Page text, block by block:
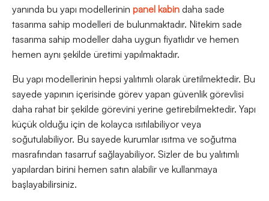
yanında bu yapı modellerinin panel kabin daha sade
tasarıma sahip modelleri de bulunmaktadır. Nitekim sade
tasarıma sahip modeller daha uygun fiyatlıdır ve hemen
hemen aynı şekilde üretimi yapılmaktadır.
Bu yapı modellerinin hepsi yalıtımlı olarak üretilmektedir. Bu
sayede yapının içerisinde görev yapan güvenlik görevlisi
daha rahat bir şekilde görevini yerine getirebilmektedir. Yapı
küçük olduğu için de kolayca ısıtılabiliyor veya
soğutulabiliyor. Bu sayede kurumlar ısıtma ve soğutma
masrafından tasarruf sağlayabiliyor. Sizler de bu yalıtımlı
yapılardan birini hemen satın alabilir ve kullanmaya
başlayabilirsiniz.